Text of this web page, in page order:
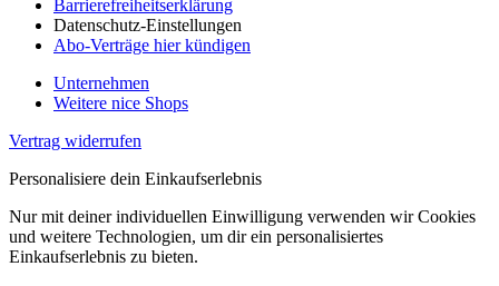
Barrierefreiheitserklärung
Datenschutz-Einstellungen
Abo-Verträge hier kündigen
Unternehmen
Weitere nice Shops
Vertrag widerrufen
Personalisiere dein Einkaufserlebnis
Nur mit deiner individuellen Einwilligung verwenden wir Cookies
und weitere Technologien, um dir ein personalisiertes
Einkaufserlebnis zu bieten.